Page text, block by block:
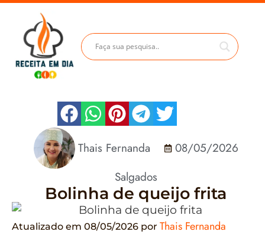
Thais Fernanda
08/05/2026
Salgados
Bolinha de queijo frita
Atualizado em 08/05/2026 por Thais Fernanda